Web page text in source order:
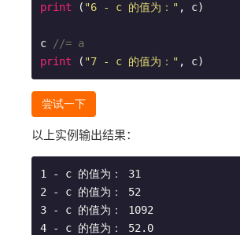
print ( "6 - c 的值为：" , c)
c
//= a
print ( "7 - c 的值为：" , c)
尝试一下
以上实例输出结果：
1 - c 的值为： 31
2 - c 的值为： 52
3 - c 的值为： 1092
4 - c 的值为： 52.0